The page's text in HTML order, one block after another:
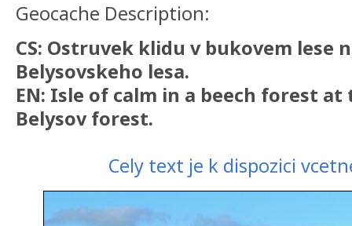
Geocache Description:
CS: Ostruvek klidu v bukovem lese
Belysovskeho lesa.
EN: Isle of calm in a beech forest
Belysov forest.
Cely text je k dispozici